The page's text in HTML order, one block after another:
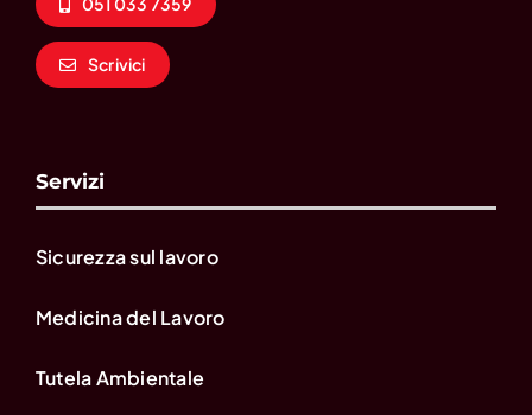
Scrivici
Servizi
Sicurezza sul lavoro
Medicina del Lavoro
Tutela Ambientale